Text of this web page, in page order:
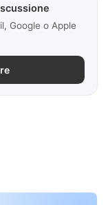
Google o Apple